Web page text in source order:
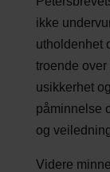
ikke
utholdenhet
troende
usikkerhet
påminnelse
og
Videre